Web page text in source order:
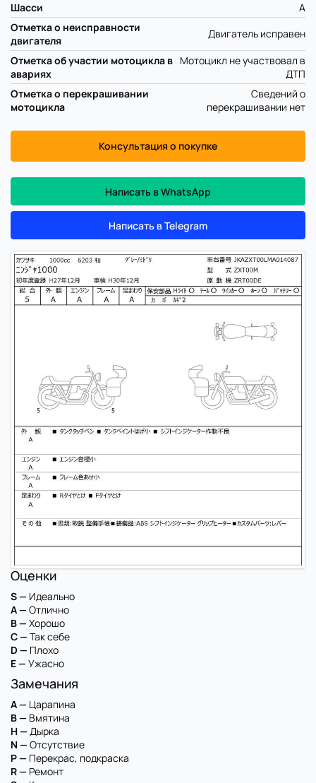
Шасси
A
Отметка о неисправности
двигателя
Двигатель исправен
Отметка об участии мотоцикла в
авариях
Мотоцикл не участвовал в
ДТП
Отметка о перекрашивании
мотоцикла
Сведений о
перекрашивании нет
Консультация о покупке
Написать в WhatsApp
Написать в Telegram
Оценки
S — Идеально
A — Отлично
B — Хорошо
C — Так себе
D — Плохо
E — Ужасно
Замечания
A — Царапина
B — Вмятина
H — Дырка
N — Отсутствие
P — Перекрас, подкраска
R — Ремонт